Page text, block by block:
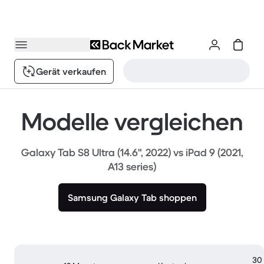
Gerät verkaufen
Modelle vergleichen
Galaxy Tab S8 Ultra (14.6", 2022) vs iPad 9 (2021,
A13 series)
Samsung Galaxy Tab shoppen
30